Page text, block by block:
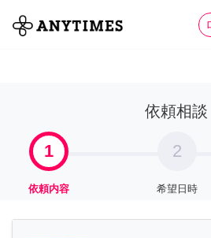
全て
依頼相談
1
依頼内容
2
希望日時